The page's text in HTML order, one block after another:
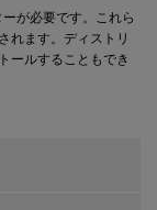
が必要です。これら
れます。ディストリ
ールすることもでき